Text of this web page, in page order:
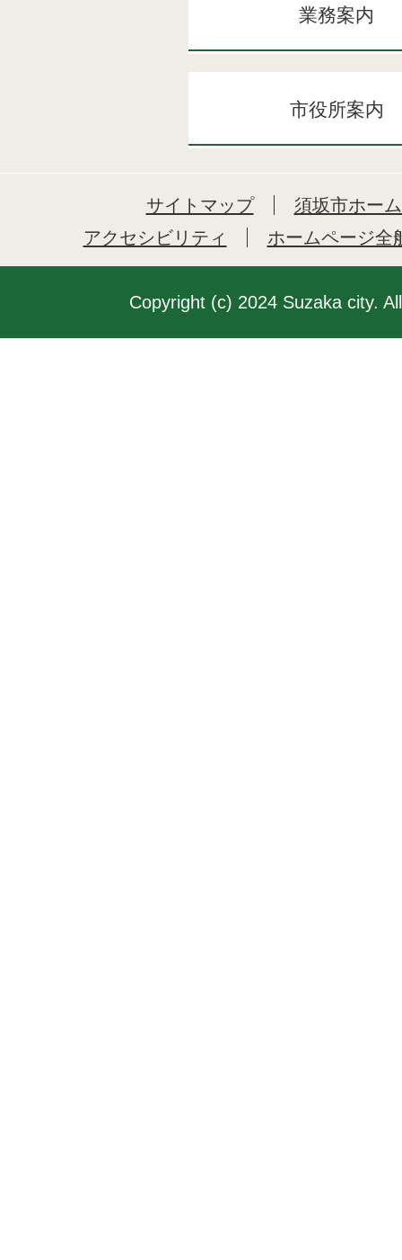
業務案内
市役所案内
サイトマップ
須坂市ホー
アクセシビリティ
ホームページ全
Copyright (c) 2024 Suzaka city.